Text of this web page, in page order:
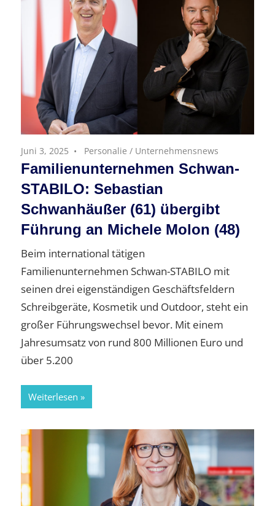
Juni 3, 2025 Personalie / Unternehmensnews
Familienunternehmen Schwan-
STABILO: Sebastian
Schwanhäußer (61) übergibt
Führung an Michele Molon (48)
Beim international tätigen
Familienunternehmen Schwan-STABILO mit
seinen drei eigenständigen Geschäftsfeldern
Schreibgeräte, Kosmetik und Outdoor, steht ein
großer Führungswechsel bevor. Mit einem
Jahresumsatz von rund 800 Millionen Euro und
über 5.200
Weiterlesen